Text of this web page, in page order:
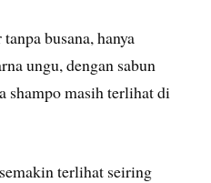
busana, hanya
ungu, dengan sabun
shampo masih terlihat di
terlihat seiring